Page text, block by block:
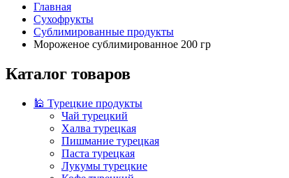
Главная
Сухофрукты
Сублимированные продукты
Мороженое сублимированное 200 гр
Каталог товаров
🕌 Турецкие продукты
Чай турецкий
Халва турецкая
Пишмание турецкая
Паста турецкая
Лукумы турецкие